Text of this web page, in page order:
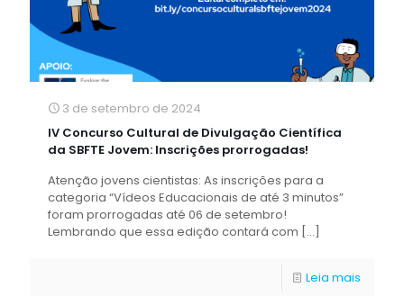
3 de setembro de 2024
IV Concurso Cultural de Divulgação Científica
da SBFTE Jovem: Inscrições prorrogadas!
Atenção jovens cientistas: As inscrições para a
categoria “Vídeos Educacionais de até 3 minutos”
foram prorrogadas até 06 de setembro!
Lembrando que essa edição contará com […]
Leia mais